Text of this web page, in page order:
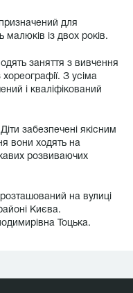
для
малюків із двох років.
заняття з вивчення
З усіма
і кваліфікований
забезпечені якісним
вони ходять на
розвиваючих
на вулиці
Києва.
Тоцька.